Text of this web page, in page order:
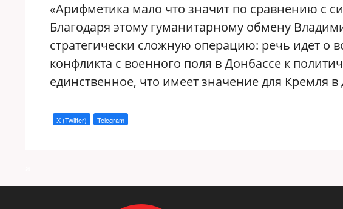
«Арифметика мало что значит по сравнению с
Благодаря этому гуманитарному обмену
стратегически сложную операцию: речь идет о
конфликта с военного поля в Донбассе к
единственное, что имеет значение для Кремля в
X (Twitter) Telegram